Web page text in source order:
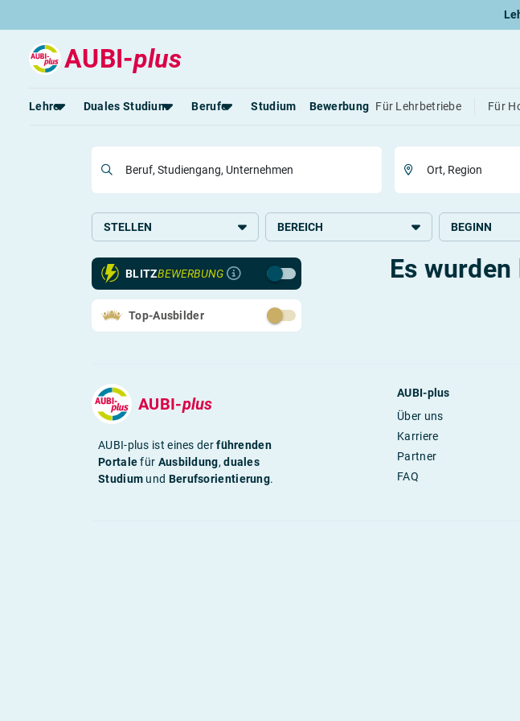
AUBI-plus
Lehre
Rund um die Lehre
Rechte in der Lehre
Lass dich finden
Duales Studium
Rund um das duale Studium
Alle Orte von A-Z
Berufe
Rund um Berufe
Alle Lehrberufe
Berufs-Check starten
Studium Bewerbung Für Lehrbetriebe Für
Jetzt die
Beruf, Studiengang, Unternehmen Ort, Region
STELLEN BEREICH BEGINN
BLITZBEWERBUNG
Top-Ausbilder
Es
AUBI-plus
AUBI-plus ist eines derführenden
Portalefür Ausbildung,duales
Studium und Berufsorientierung.
AUBI-plus
Über uns
Karriere
Partner
FAQ